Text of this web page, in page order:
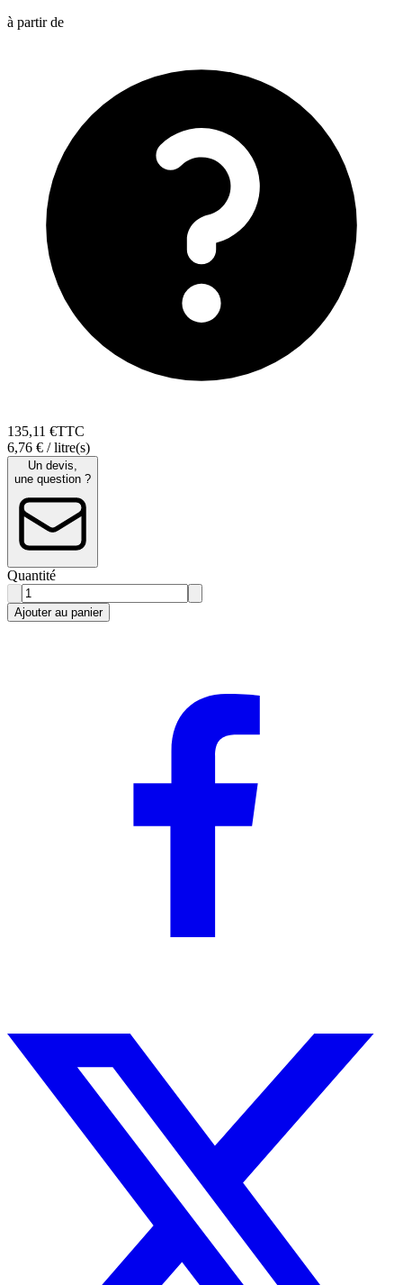
à partir de
135,11 €TTC
6,76 € / litre(s)
Un devis,
une question ?
Quantité
Ajouter au panier